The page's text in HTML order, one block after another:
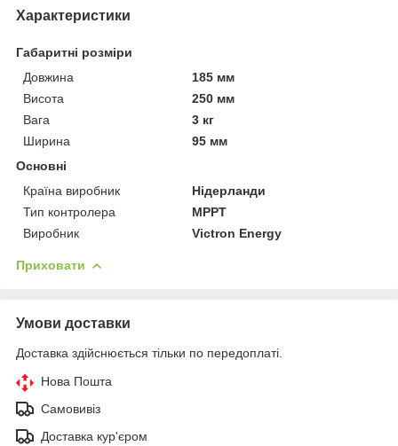
Характеристики
Габаритні розміри
Довжина
185 мм
Висота
250 мм
Вага
3 кг
Ширина
95 мм
Основні
Країна виробник
Нідерланди
Тип контролера
MPPT
Виробник
Victron Energy
Приховати
Умови доставки
Доставка здійснюється тільки по передоплаті.
Нова Пошта
Самовивіз
Доставка кур'єром